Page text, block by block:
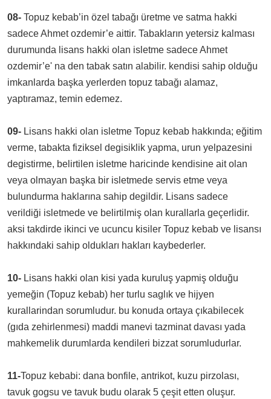
08- Topuz kebab’in özel tabağı üretme ve satma hakki
sadece Ahmet ozdemir’e aittir. Tabakların yetersiz kalması
durumunda lisans hakki olan isletme sadece Ahmet
ozdemir’e' na den tabak satın alabilir. kendisi sahip olduğu
imkanlarda başka yerlerden topuz tabağı alamaz,
yaptıramaz, temin edemez.
09- Lisans hakki olan isletme Topuz kebab hakkında; eğitim
verme, tabakta fiziksel degisiklik yapma, urun yelpazesini
degistirme, belirtilen isletme haricinde kendisine ait olan
veya olmayan başka bir isletmede servis etme veya
bulundurma haklarına sahip degildir. Lisans sadece
verildiği isletmede ve belirtilmiş olan kurallarla geçerlidir.
aksi takdirde ikinci ve ucuncu kisiler Topuz kebab ve lisansı
hakkındaki sahip oldukları hakları kaybederler.
10- Lisans hakki olan kisi yada kuruluş yapmiş olduğu
yemeğin (Topuz kebab) her turlu saglık ve hijyen
kurallarindan sorumludur. bu konuda ortaya çıkabilecek
(gıda zehirlenmesi) maddi manevi tazminat davası yada
mahkemelik durumlarda kendileri bizzat sorumludurlar.
11-Topuz kebabi: dana bonfile, antrikot, kuzu pirzolası,
tavuk gogsu ve tavuk budu olarak 5 çeşit etten oluşur.